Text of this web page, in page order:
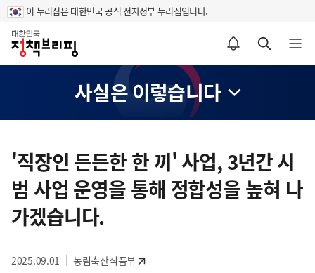
이 누리집은 대한민국 공식 전자정부 누리집입니다.
홈
알림설정 바로가기 검색 바로가기 메뉴 열기
사실은 이렇습니다
텐
영
역
'직장인 든든한 한 끼' 사업, 3년간 시
범 사업 운영을 통해 정합성을 높혀 나
가겠습니다.
2025.09.01 농림축산식품부